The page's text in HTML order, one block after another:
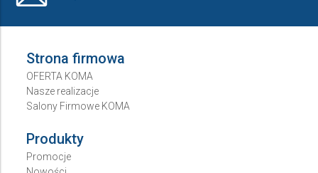
Strona firmowa
OFERTA KOMA
Nasze realizacje
Salony Firmowe KOMA
Produkty
Promocje